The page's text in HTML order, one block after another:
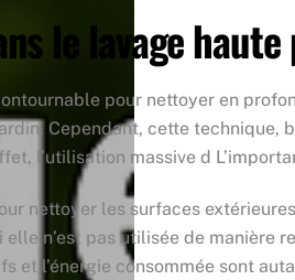
le lavage
pour nettoyer en
Cependant, cette technique,
l’utilisation massive d
nettoyer les surfaces
n’est pas utilisée de manière
et l’énergie consommée sont